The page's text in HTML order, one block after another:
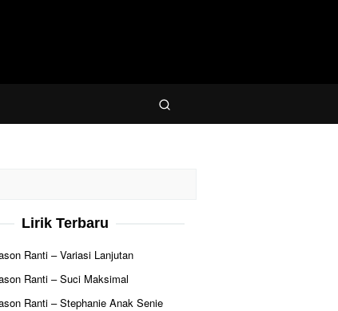
Lirik Terbaru
Ranti – Variasi Lanjutan
Ranti – Suci Maksimal
Ranti – Stephanie Anak Senie